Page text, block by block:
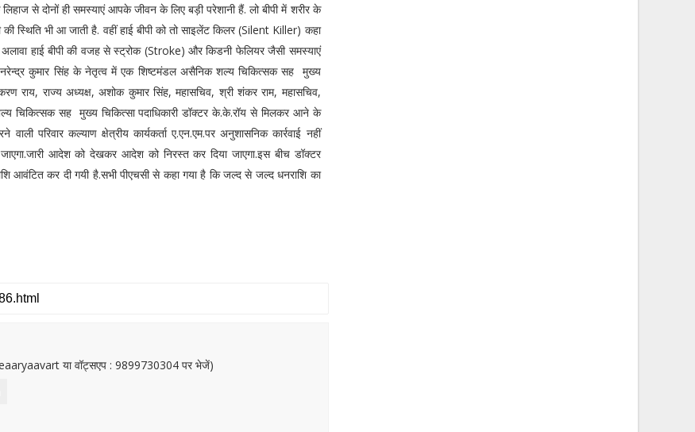
से दोनों ही समस्याएं आपके जीवन के लिए बड़ी परेशानी हैं. लो बीपी में शरीर के
स्थिति भी आ जाती है. वहीं हाई बीपी को तो साइलेंट किलर (Silent Killer) कहा
हाई बीपी की वजह से स्ट्रोक (Stroke) और किडनी फेलियर जैसी समस्याएं
नरेन्द्र कुमार सिंह के नेतृत्व में एक शिष्टमंडल असैनिक शल्य चिकित्सक सह मुख्य
राय, राज्य अध्यक्ष, अशोक कुमार सिंह, महासचिव, श्री शंकर राम, महासचिव,
चिकित्सक सह मुख्य चिकित्सा पदाधिकारी डॉक्टर के.के.रॉय से मिलकर आने के
परिवार कल्याण क्षेत्रीय कार्यकर्ता ए.एन.एम.पर अनुशासनिक कार्रवाई नहीं
आदेश को देखकर आदेश को निरस्त कर दिया जाएगा.इस बीच डॉक्टर
आवंटित कर दी गयी है.सभी पीएचसी से कहा गया है कि जल्द से जल्द धनराशि का
या वॉट्सएप : 9899730304 पर भेजें)